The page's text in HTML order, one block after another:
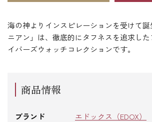
海の神よりインスピレーションを受けて
ニアン」は、徹底的にタフネスを追求し
イバーズウォッチコレクションです。
商品情報
ブランド
エドックス（EDOX）